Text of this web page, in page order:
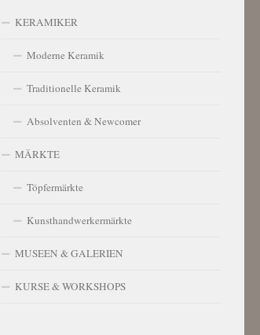
KERAMIKER
Moderne Keramik
Traditionelle Keramik
Absolventen & Newcomer
MÄRKTE
Töpfermärkte
Kunsthandwerkermärkte
MUSEEN & GALERIEN
KURSE & WORKSHOPS